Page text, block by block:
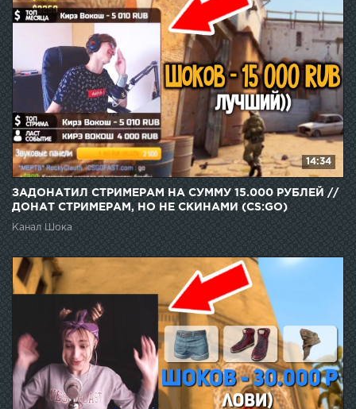
14:34
ЗАДОНАТИЛ СТРИМЕРАМ НА СУММУ 15.000 РУБЛЕЙ //
ДОНАТ СТРИМЕРАМ, НО НЕ СКИНАМИ (CS:GO)
Канал Шока